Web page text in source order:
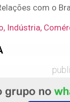
com o
Indústria,